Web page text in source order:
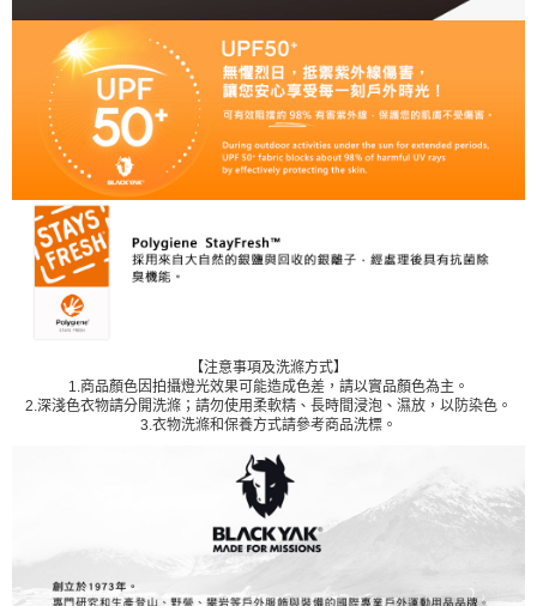
【注意事項及洗滌方式】
1.商品顏色因拍攝燈光效果可能造成色差，請以實品顏色為主。
2.深淺色衣物請分開洗滌；請勿使用柔軟精、長時間浸泡、濕放，以防染色。
3.衣物洗滌和保養方式請參考商品洗標。